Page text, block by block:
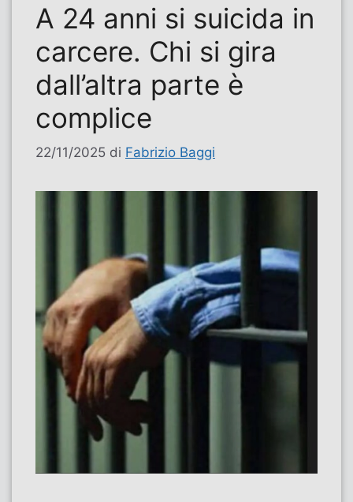
A 24 anni si suicida in
carcere. Chi si gira
dall’altra parte è
complice
22/11/2025 di Fabrizio Baggi